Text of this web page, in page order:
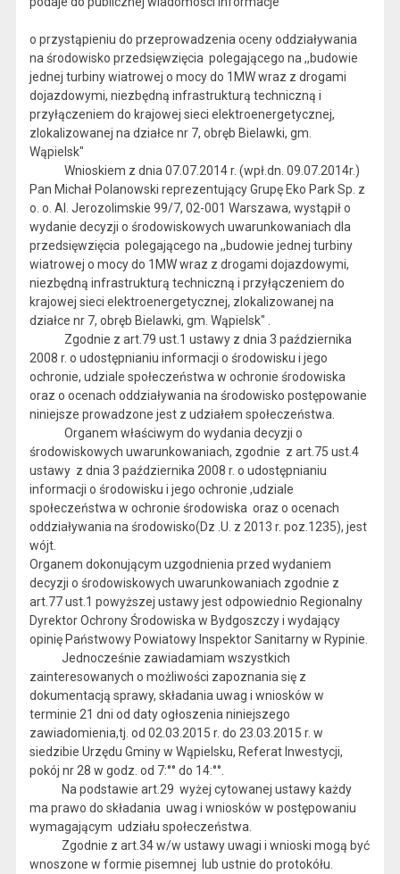
o przystąpieniu do przeprowadzenia oceny oddziaływania
na środowisko przedsięwzięcia polegającego na ,,budowie
jednej turbiny wiatrowej o mocy do 1MW wraz z drogami
dojazdowymi, niezbędną infrastrukturą techniczną i
przyłączeniem do krajowej sieci elektroenergetycznej,
zlokalizowanej na działce nr 7, obręb Bielawki, gm.
Wąpielsk"
Wnioskiem z dnia 07.07.2014 r. (wpł.dn. 09.07.2014r.)
Pan Michał Polanowski reprezentujący Grupę Eko Park Sp. z
o. o. Al. Jerozolimskie 99/7, 02-001 Warszawa, wystąpił o
wydanie decyzji o środowiskowych uwarunkowaniach dla
przedsięwzięcia polegającego na ,,budowie jednej turbiny
wiatrowej o mocy do 1MW wraz z drogami dojazdowymi,
niezbędną infrastrukturą techniczną i przyłączeniem do
krajowej sieci elektroenergetycznej, zlokalizowanej na
działce nr 7, obręb Bielawki, gm. Wąpielsk" .
Zgodnie z art.79 ust.1 ustawy z dnia 3 października
2008 r. o udostępnianiu informacji o środowisku i jego
ochronie, udziale społeczeństwa w ochronie środowiska
oraz o ocenach oddziaływania na środowisko postępowanie
niniejsze prowadzone jest z udziałem społeczeństwa.
Organem właściwym do wydania decyzji o
środowiskowych uwarunkowaniach, zgodnie z art.75 ust.4
ustawy z dnia 3 października 2008 r. o udostępnianiu
informacji o środowisku i jego ochronie ,udziale
społeczeństwa w ochronie środowiska oraz o ocenach
oddziaływania na środowisko(Dz .U. z 2013 r. poz.1235), jest
wójt.
Organem dokonującym uzgodnienia przed wydaniem
decyzji o środowiskowych uwarunkowaniach zgodnie z
art.77 ust.1 powyższej ustawy jest odpowiednio Regionalny
Dyrektor Ochrony Środowiska w Bydgoszczy i wydający
opinię Państwowy Powiatowy Inspektor Sanitarny w Rypinie.
Jednocześnie zawiadamiam wszystkich
zainteresowanych o możliwości zapoznania się z
dokumentacją sprawy, składania uwag i wniosków w
terminie 21 dni od daty ogłoszenia niniejszego
zawiadomienia,tj. od 02.03.2015 r. do 23.03.2015 r. w
siedzibie Urzędu Gminy w Wąpielsku, Referat Inwestycji,
pokój nr 28 w godz. od 7:°° do 14:°°.
Na podstawie art.29 wyżej cytowanej ustawy każdy
ma prawo do składania uwag i wniosków w postępowaniu
wymagającym udziału społeczeństwa.
Zgodnie z art.34 w/w ustawy uwagi i wnioski mogą być
wnoszone w formie pisemnej lub ustnie do protokółu.